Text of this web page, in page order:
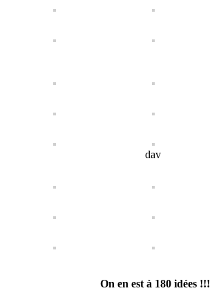
dav
On en est à 180 idées !!!